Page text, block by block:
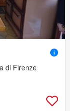
di Firenze